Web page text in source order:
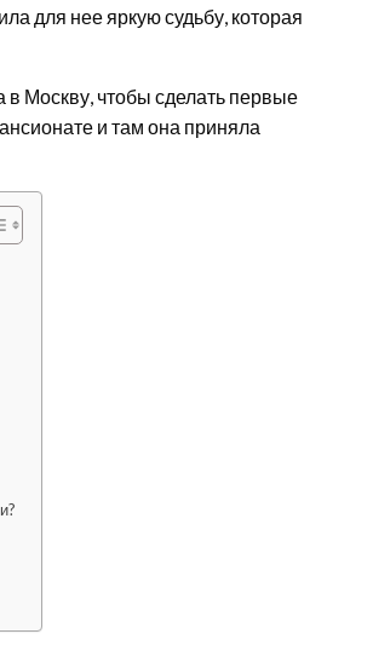
для нее яркую судьбу, которая
в Москву, чтобы сделать первые
и там она приняла